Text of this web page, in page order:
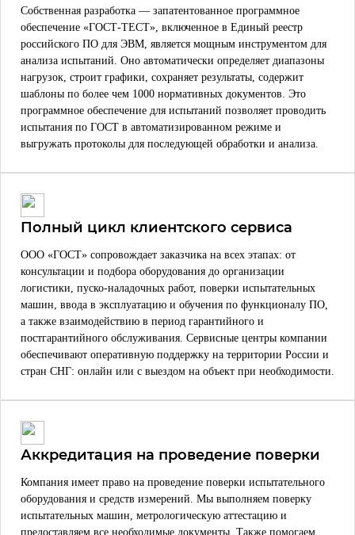
Собственная разработка — запатентованное программное
обеспечение «ГОСТ-ТЕСТ», включенное в Единый реестр
российского ПО для ЭВМ, является мощным инструментом для
анализа испытаний. Оно автоматически определяет диапазоны
нагрузок, строит графики, сохраняет результаты, содержит
шаблоны по более чем 1000 нормативных документов. Это
программное обеспечение для испытаний позволяет проводить
испытания по ГОСТ в автоматизированном режиме и
выгружать протоколы для последующей обработки и анализа.
Полный цикл клиентского сервиса
ООО «ГОСТ» сопровождает заказчика на всех этапах: от
консультации и подбора оборудования до организации
логистики, пуско-наладочных работ, поверки испытательных
машин, ввода в эксплуатацию и обучения по функционалу ПО,
а также взаимодействию в период гарантийного и
постгарантийного обслуживания. Сервисные центры компании
обеспечивают оперативную поддержку на территории России и
стран СНГ: онлайн или с выездом на объект при необходимости.
Аккредитация на проведение поверки
Компания имеет право на проведение поверки испытательного
оборудования и средств измерений. Мы выполняем поверку
испытательных машин, метрологическую аттестацию и
предоставляем все необходимые документы. Также помогаем